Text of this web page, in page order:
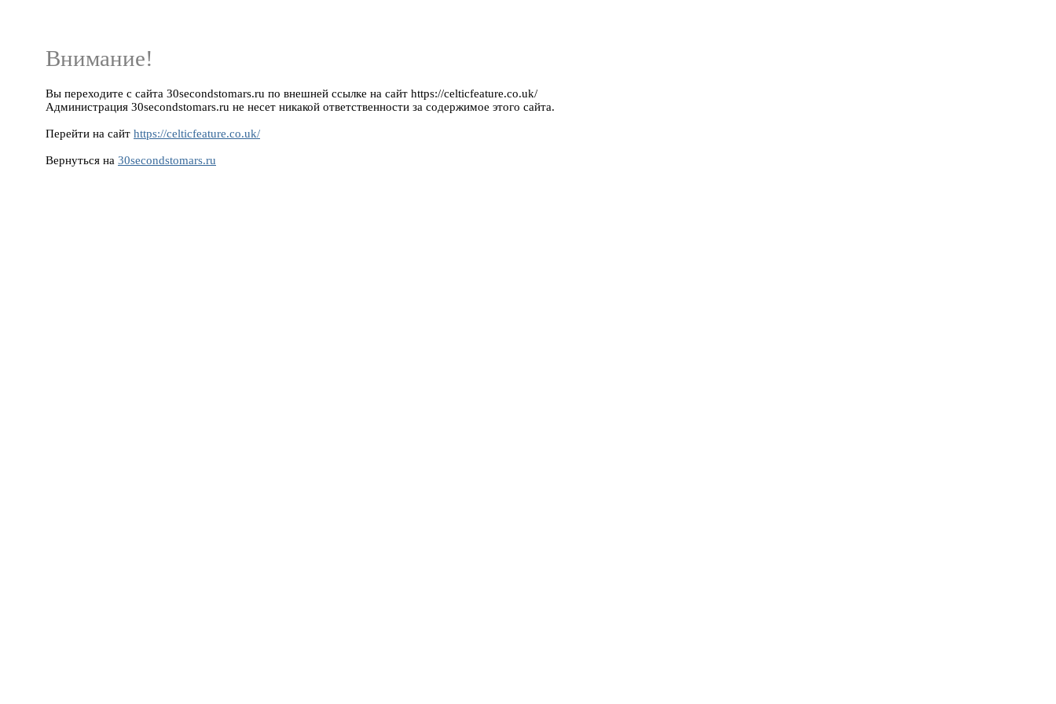
Внимание!
Вы переходите с сайта 30secondstomars.ru по внешней ссылке на сайт https://celticfeature.co.uk/
Администрация 30secondstomars.ru не несет никакой ответственности за содержимое этого сайта.
Перейти на сайт https://celticfeature.co.uk/
Вернуться на 30secondstomars.ru